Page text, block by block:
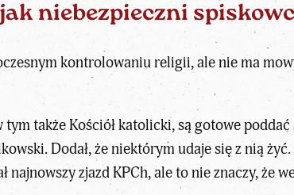
niebezpieczni
kontrolowaniu religii, ale nie ma
także Kościół katolicki, są gotowe
Dodał, że niektórym udaje się z nią żyć.
zjazd KPCh, ale to nie znaczy, że